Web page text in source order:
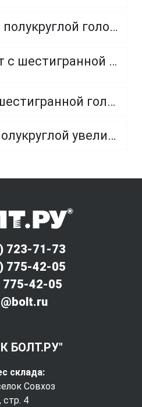
Болт с полукруглой головкой и квадратным подголовником
Болт с шестигранной головкой, из латуни
Болт с шестигранной головкой, неполная резьба, класс прочности 10.9 и 12.9
Болт с полукруглой увеличенной головкой и усом класса точности C (мебельный)
723-71-73
775-42-05
775-42-05
БОЛТ.РУ"
склада:
Совхоз
стр. 4